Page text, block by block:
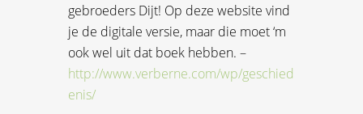
gebroeders Dijt! Op deze website vind
je de digitale versie, maar die moet ‘m
ook wel uit dat boek hebben. –
http://www.verberne.com/wp/geschied
enis/